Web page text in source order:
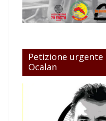
Petizione
Ocalan